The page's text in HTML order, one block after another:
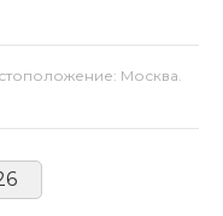
Москва.